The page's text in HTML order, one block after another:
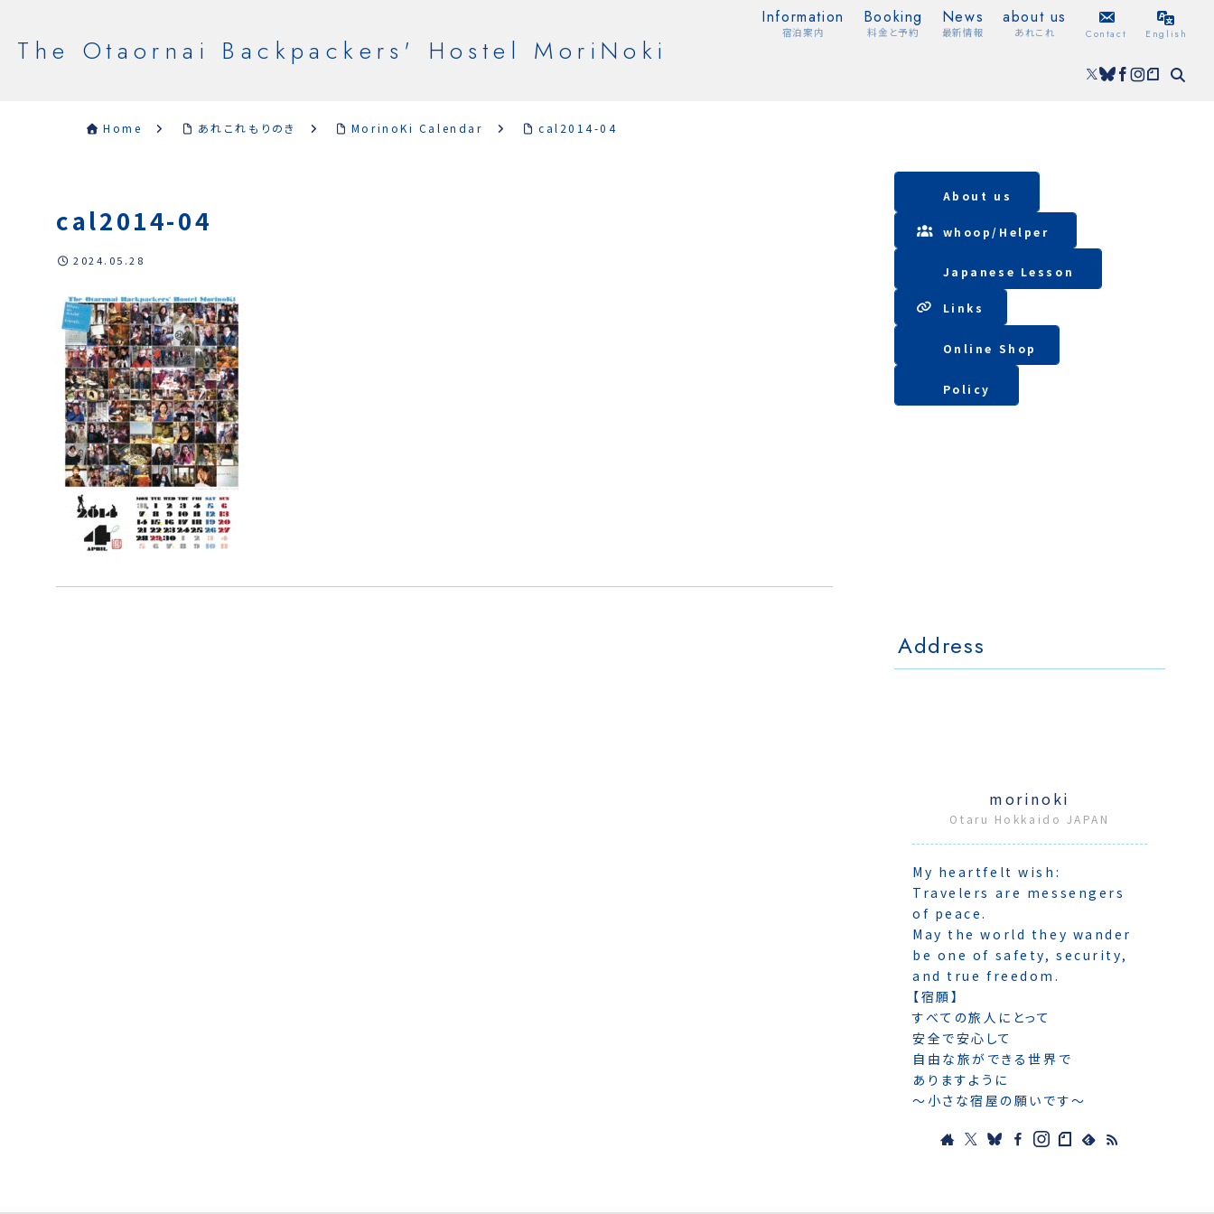
The Otaornai Backpackers' Hostel MoriNoki
Information
宿泊案内
Booking
料金と予約
News
最新情報
about us
あれこれ Contact English
Home あれこれもりのき MorinoKi Calendar cal2014-04
cal2014-04
2024.05.28
About us
whoop/ Helper
Japanese Lesson
Lin ks
Online Shop
Policy
Address
morinoki
Otaru Hokkaido JAPAN
My heartfelt wish:
Travelers are messengers
of peace.
May the world they wander
be one of safety, security,
and true freedom.
【宿願】
すべての旅人にとって
安全で安心して
自由な旅ができる世界で
ありますように
〜小さな宿屋の願いです〜